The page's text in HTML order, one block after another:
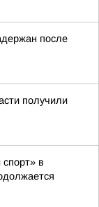
после
получили
в